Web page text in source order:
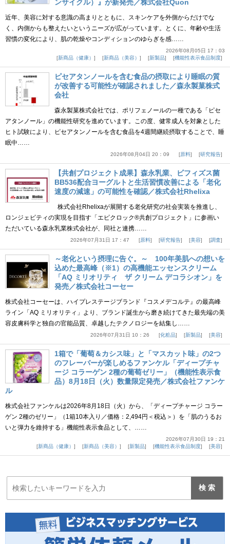
ンサイクル）』が新発売／株式会社Quon
近年、美容に対する意識の高まりとともに、スキンケアを外側からだけでな
く、内側からも整えたいというニーズが広がっています。とくに、年齢や生活
習慣の変化により、肌の乾燥やコンディションのゆらぎを感……
2026年08月05日 17：03
新商品（健康）
新商品（美容） 新製品 機能性表示食品制度
ピセアタンノールを含む食品の摂取により睡眠の質
が改善する可能性が確認されました／森永製菓株式
会社
森永製菓株式会社では、ポリフェノールの一種である「ピセ
アタンノール」の機能性研究を進めています。この度、健常成人を対象とした
ヒト試験により、ピセアタンノールを含む食品を4週間継続摂取することで、睡
眠中……
2026年08月04日 20：09 原料 研究報告
【共創プロジェクト成果】森永乳業、ビフィズス菌
BB536配合ヨーグルトと生活習慣改善による「老化
速度の減速」の可能性を確認／株式会社Rhelixa
株式会社Rhelixaが展開する老化研究の社会実装を推進し、
ロンジェビティの実現を目指す「エピクロック®共創プロジェクト」に参画い
ただいている森永乳業株式会社が、同社と連携……
2026年07月31日 17：47 原料 研究報告 美容 調査
～老化という摂理に告ぐ。～ 100年美肌への想いを
込めた最高峰（※1）の高機能エッセンスクリーム
「AQ ミリオリティ ザ クリーム デコラシオン」を
発売／株式会社コーセー
株式会社コーセーは、ハイプレステージブランド『コスメデコルテ』の最高峰
ライン「AQ ミリオリティ」より、ブランド誕生から磨き続けてきた最先端の美
容皮膚科学と独自の官能品質、卓越したテクノロジーを結集し……
2026年07月31日 10：26 化粧品 新製品 美容
1箱で「葡萄＆カシス味」と「マスカット味」の2つ
のフレーバーが楽しめるファンケル「ディープチャ
ージ コラーゲン 2種の葡萄ゼリー」（機能性表示食
品）8月18日（火）数量限定発売／株式会社ファンケ
ル
株式会社ファンケルは2026年8月18日（火）から、「ディープチャージ コラー
ゲン 2種のゼリー」（1箱10本入り／価格：2,494円＜税込＞）を「肌のうるお
いと弾力を維持する」機能性表示食品として、……
2026年07月30日 19：21
新商品（健康）
新商品（美容） 新製品 機能性表示食品制度 美容